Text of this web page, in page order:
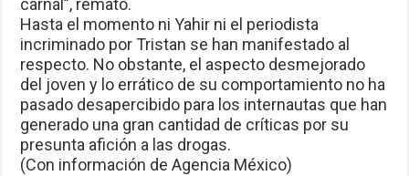
carnal”, remató.
Hasta el momento ni Yahir ni el periodista
incriminado por Tristan se han manifestado al
respecto. No obstante, el aspecto desmejorado
del joven y lo errático de su comportamiento no ha
pasado desapercibido para los internautas que han
generado una gran cantidad de críticas por su
presunta afición a las drogas.
(Con información de Agencia México)